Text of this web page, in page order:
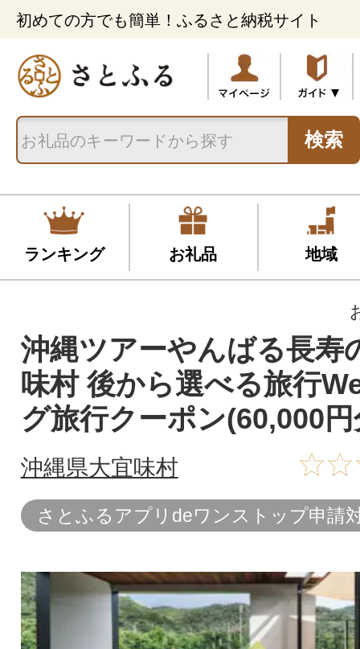
初めての方でも簡単！ふるさと納税サイト
検索
ランキング お礼品 地域
沖縄ツアーやんばる長寿
味村 後から選べる旅行
グ旅行クーポン(60,000円
沖縄県大宜味村
さとふるアプリdeワンストップ申請